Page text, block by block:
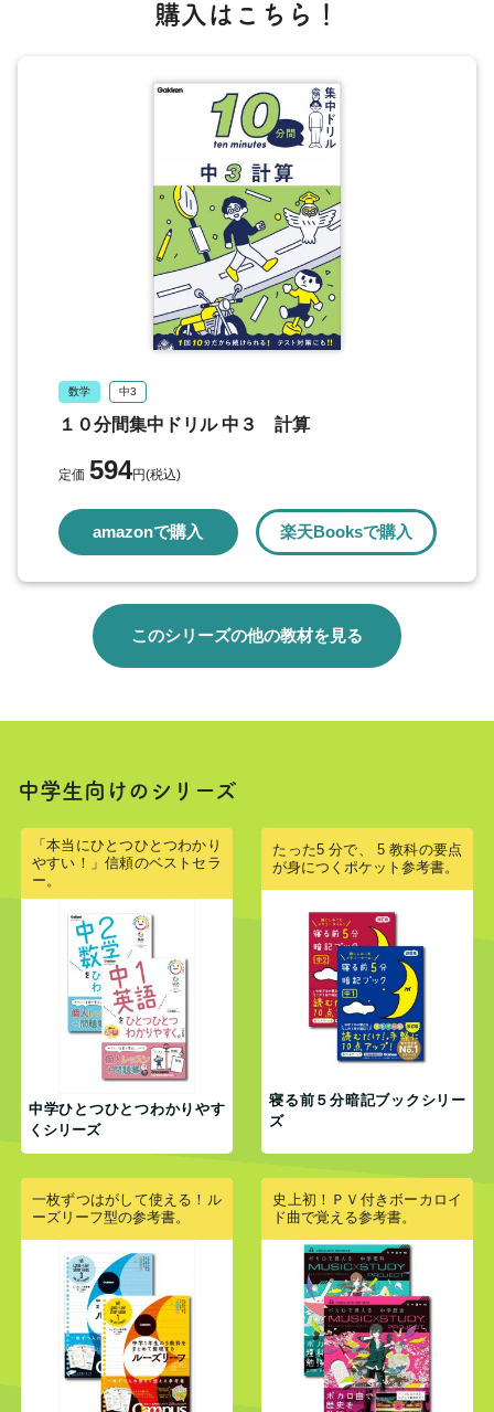
購入はこちら！
数学 中3
１０分間集中ドリル 中３ 計算
定価 594円(税込)
amazonで購入 楽天Booksで購入
このシリーズの他の教材を見る
中学生向けのシリーズ
「本当にひとつひとつわかり
やすい！」信頼のベストセラ
ー。
中学ひとつひとつわかりやす
くシリーズ
たった5 分で、 5 教科の要点
が身につくポケット参考書。
寝る前５分暗記ブックシリー
ズ
一枚ずつはがして使える！ル
ーズリーフ型の参考書。
史上初！ＰＶ付きボーカロイ
ド曲で覚える参考書。